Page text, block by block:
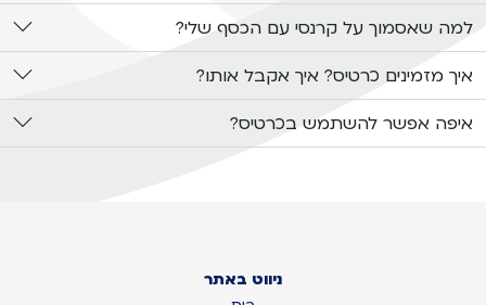
למה שאסמוך על קרנסי עם הכסף שלי?
איך מזמינים כרטיס? איך אקבל אותו?
איפה אפשר להשתמש בכרטיס?
ניווט באתר